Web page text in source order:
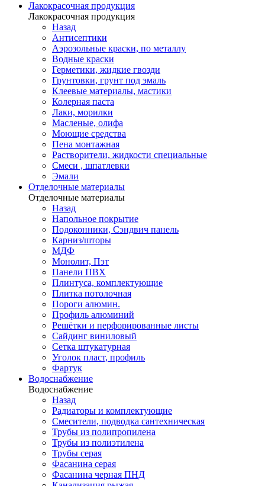
Лакокрасочная продукция
Лакокрасочная продукция
Назад
Антисептики
Аэрозольные краски, по металлу
Водные краски
Герметики, жидкие гвозди
Грунтовки, грунт под эмаль
Клеевые материалы, мастики
Колерная паста
Лаки, морилки
Масленые, олифа
Моющие средства
Пена монтажная
Растворители, жидкости специальные
Смеси , шпатлевки
Эмали
Отделочные материалы
Отделочные материалы
Назад
Напольное покрытие
Подоконники, Сэндвич панель
Карниз/шторы
МДФ
Монолит, Пэт
Панели ПВХ
Плинтуса, комплектующие
Плитка потолочная
Пороги алюмин.
Профиль алюминий
Решётки и перфорированные листы
Сайдинг виниловый
Сетка штукатурная
Уголок пласт, профиль
Фартук
Водоснабжение
Водоснабжение
Назад
Радиаторы и комплектующие
Смесители, подводка сантехническая
Трубы из полипропилена
Трубы из полиэтилена
Трубы серая
Фасанина серая
Фасанина черная ПНД